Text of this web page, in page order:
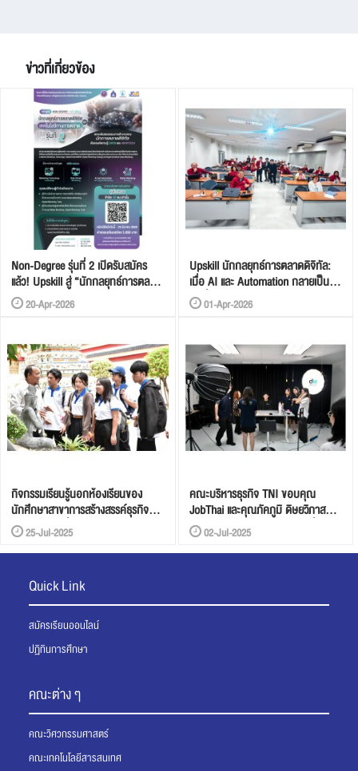
ข่าวที่เกี่ยวข้อง
Non-Degree รุ่นที่ 2 เปิดรับสมัคร
แล้ว! Upskill สู่ “นักกลยุทธ์การตลาด
ดิจิทัล & MarTech ตัวจริง”
20-Apr-2026
Upskill นักกลยุทธ์การตลาดดิจิทัล:
เมื่อ AI และ Automation กลายเป็น
“เครื่องมือคู่ใจ”
01-Apr-2026
กิจกรรมเรียนรู้นอกห้องเรียนของ
นักศึกษาสาขาการสร้างสรรค์ธุรกิจ
บริการสไตล์ญี่ปุ่น
25-Jul-2025
คณะบริหารธุรกิจ TNI ขอบคุณ
JobThai และคุณภัคภูมิ ดิษยวิภาส
ศิษย์เก่าสาขาการตลาดดิจิทัล ที่กลับ
มาแบ่งปันความรู้สู่นักศึกษารุ่นใหม่
02-Jul-2025
Quick Link
สมัครเรียนออนไลน์
ปฏิทินการศึกษา
คณะต่าง ๆ
คณะวิศวกรรมศาสตร์
คณะเทคโนโลยีสารสนเทศ